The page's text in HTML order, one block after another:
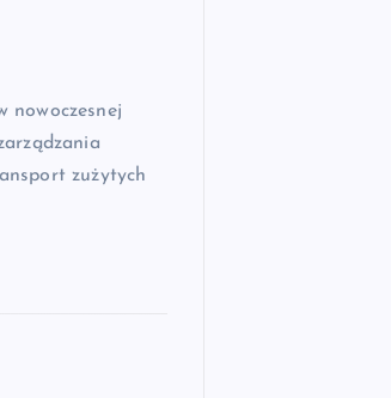
nowoczesnej
zużytych